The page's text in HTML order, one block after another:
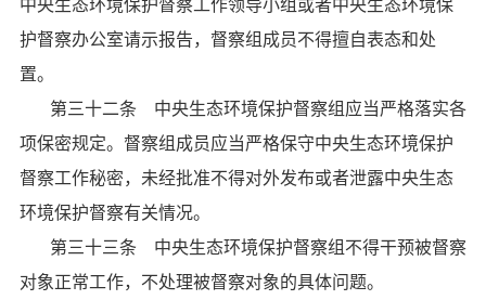
中央生态环境保护督察工作领导小组或者中央生态环境保
护督察办公室请示报告，督察组成员不得擅自表态和处
置。
第三十二条 中央生态环境保护督察组应当严格落实各
项保密规定。督察组成员应当严格保守中央生态环境保护
督察工作秘密，未经批准不得对外发布或者泄露中央生态
环境保护督察有关情况。
第三十三条 中央生态环境保护督察组不得干预被督察
对象正常工作，不处理被督察对象的具体问题。